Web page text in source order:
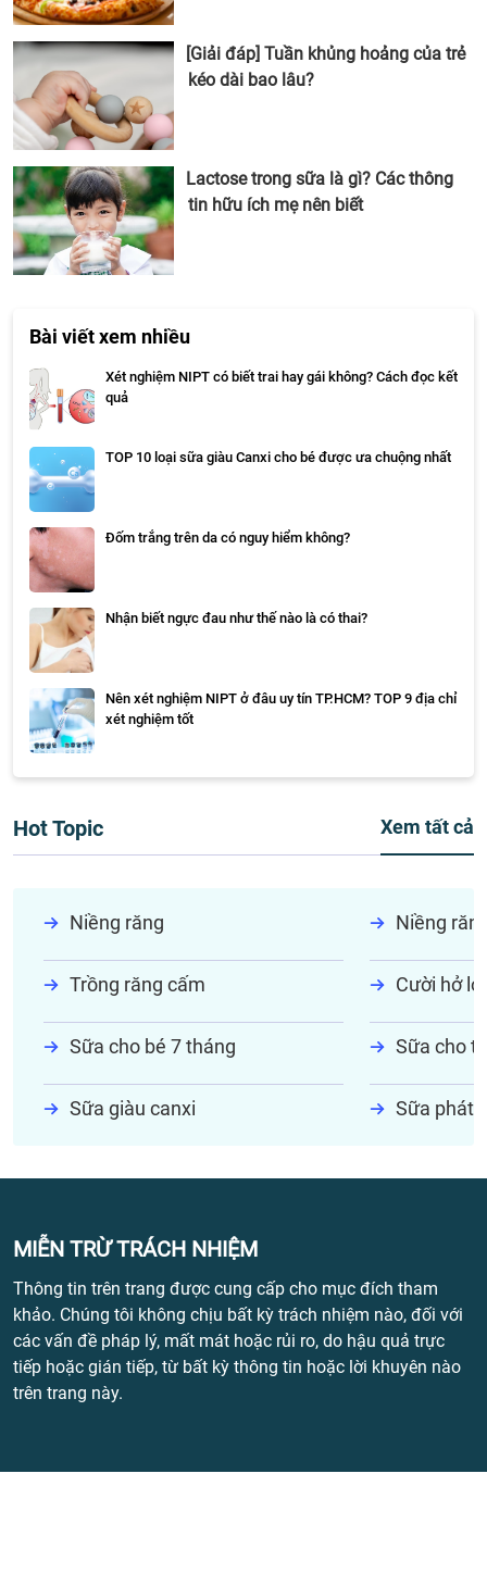
[Giải đáp] Tuần khủng hoảng của trẻ
kéo dài bao lâu?
Lactose trong sữa là gì? Các thông
tin hữu ích mẹ nên biết
Bài viết xem nhiều
Xét nghiệm NIPT có biết trai hay gái không? Cách đọc kết
quả
TOP 10 loại sữa giàu Canxi cho bé được ưa chuộng nhất
Đốm trắng trên da có nguy hiểm không?
Nhận biết ngực đau như thế nào là có thai?
Nên xét nghiệm NIPT ở đâu uy tín TP.HCM? TOP 9 địa chỉ
xét nghiệm tốt
Hot Topic Xem tất cả
Niềng răng Niềng
Trồng răng cấm Cười hở lợi
Sữa cho bé 7 tháng Sữa cho
Sữa giàu canxi Sữa phát
MIỄN TRỪ TRÁCH NHIỆM
Thông tin trên trang được cung cấp cho mục đích tham
khảo. Chúng tôi không chịu bất kỳ trách nhiệm nào, đối với
các vấn đề pháp lý, mất mát hoặc rủi ro, do hậu quả trực
tiếp hoặc gián tiếp, từ bất kỳ thông tin hoặc lời khuyên nào
trên trang này.